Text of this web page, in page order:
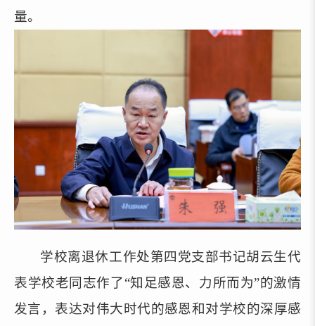
量。
学校离退休工作处第四党支部书记胡云生代
表学校老同志作了“知足感恩、 力所而为”的激情
发言， 表达对伟大时代的感恩和对学校的深厚感